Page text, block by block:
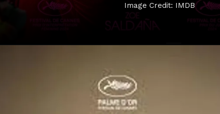
Image Credit: IMDB